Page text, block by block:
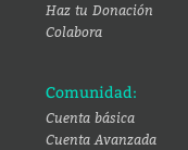
Haz tu Donación
Colabora
Comunidad:
Cuenta básica
Cuenta Avanzada